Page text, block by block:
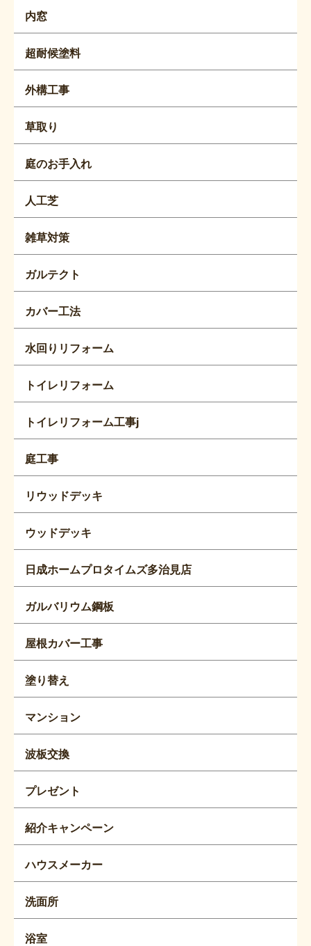
内窓
超耐候塗料
外構工事
草取り
庭のお手入れ
人工芝
雑草対策
ガルテクト
カバー工法
水回りリフォーム
トイレリフォーム
トイレリフォーム工事j
庭工事
リウッドデッキ
ウッドデッキ
日成ホームプロタイムズ多治見店
ガルバリウム鋼板
屋根カバー工事
塗り替え
マンション
波板交換
プレゼント
紹介キャンペーン
ハウスメーカー
洗面所
浴室